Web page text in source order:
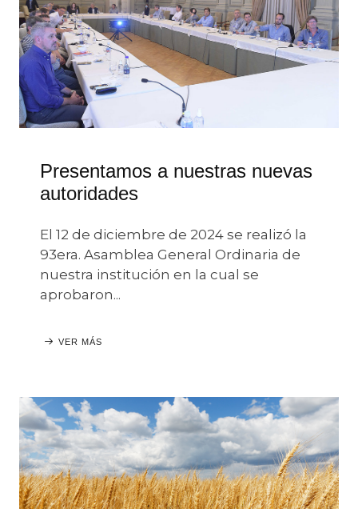
Presentamos a nuestras nuevas
autoridades
El 12 de diciembre de 2024 se realizó la
93era. Asamblea General Ordinaria de
nuestra institución en la cual se
aprobaron...
VER MÁS